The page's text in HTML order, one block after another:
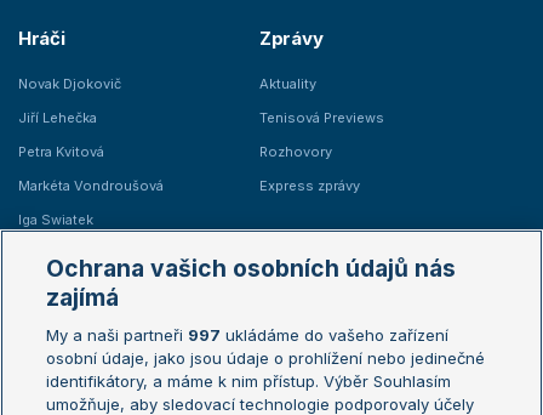
Hráči
Novak Djokovič
Jiří Lehečka
Petra Kvitová
Markéta Vondroušová
Iga Swiatek
Zprávy
Aktuality
Tenisová Previews
Rozhovory
Express zprávy
Žebříčky
Žebříček ATP (muži)
Žebříček WTA (ženy)
Sázkařský žebříček
Australian Open
French Open
Wimbledon
Ochrana vašich osobních údajů nás
zajímá
My a naši partneři 997 ukládáme do vašeho zařízení
osobní údaje, jako jsou údaje o prohlížení nebo jedinečné
identifikátory, a máme k nim přístup. Výběr Souhlasím
umožňuje, aby sledovací technologie podporovaly účely